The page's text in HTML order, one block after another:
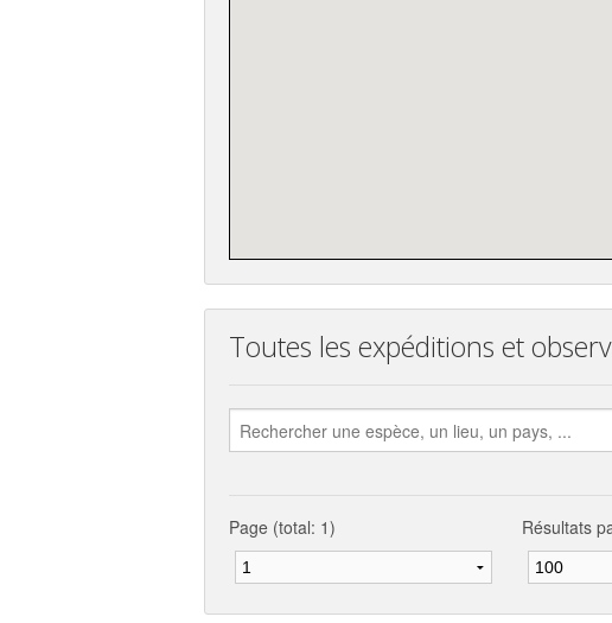
Toutes les expéditions et
Page (total: 1) Résultats